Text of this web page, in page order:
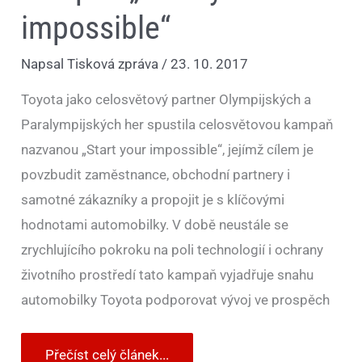
impossible“
NapsalTisková zpráva /23. 10. 2017
Toyota jako celosvětový partner Olympijských a
Paralympijských her spustila celosvětovou kampaň
nazvanou „Start your impossible“, jejímž cílem je
povzbudit zaměstnance, obchodní partnery i
samotné zákazníky a propojit je s klíčovými
hodnotami automobilky. V době neustále se
zrychlujícího pokroku na poli technologií i ochrany
životního prostředí tato kampaň vyjadřuje snahu
automobilky Toyota podporovat vývoj ve prospěch
Přečíst celý článek...